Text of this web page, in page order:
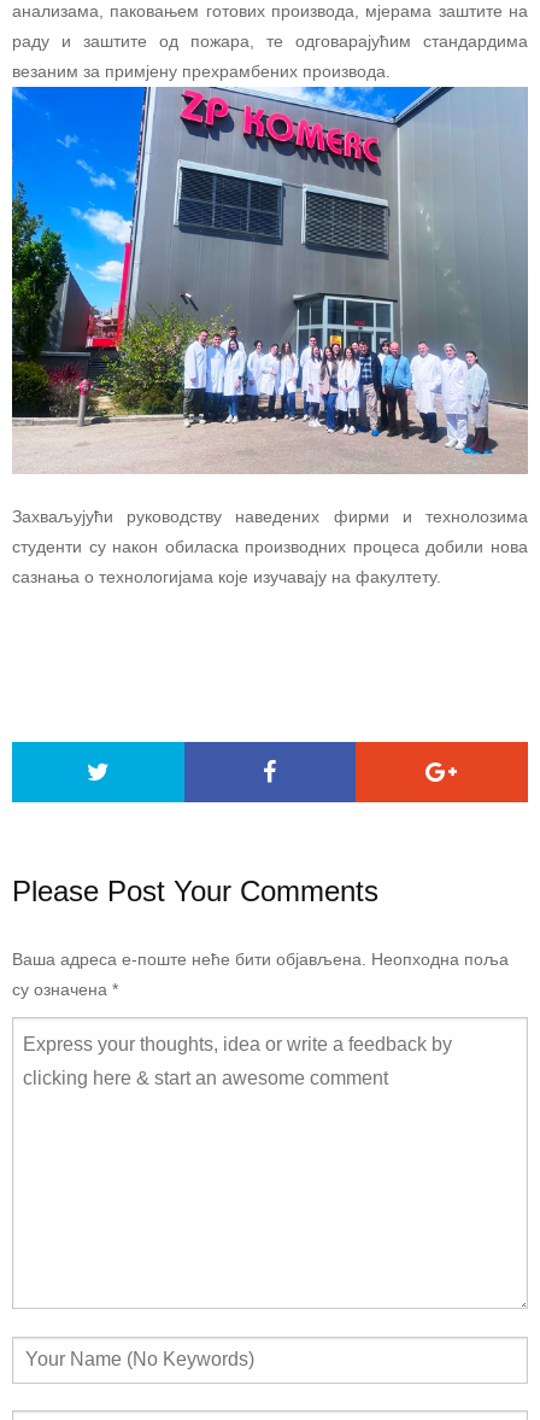
анализама, паковањем готових производа, мјерама заштите на
раду и заштите од пожара, те одговарајућим стандардима
везаним за примјену прехрамбених производа.
Захваљујући руководству наведених фирми и технолозима
студенти су након обиласка производних процеса добили нова
сазнања о технологијама које изучавају на факултету.
Please Post Your Comments
Ваша адреса е-поште неће бити објављена. Неопходна поља
су означена *